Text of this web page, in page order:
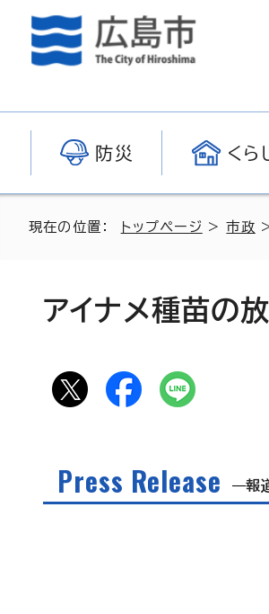
防災 くら
現在の位置： トップページ >市政
アイナメ種苗の
Press Release 報